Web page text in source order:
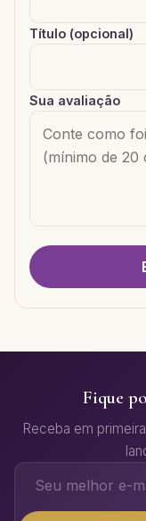
Título (opcional)
Sua avaliação
Fique
Receba em